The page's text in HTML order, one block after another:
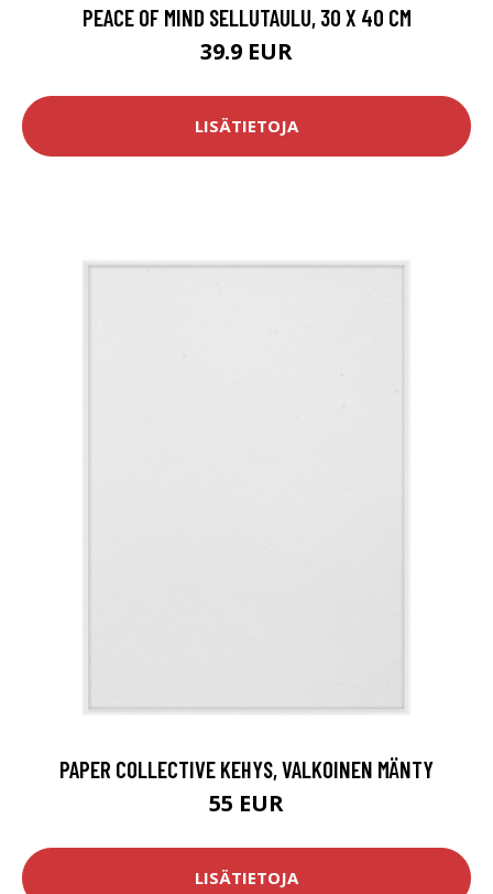
PEACE OF MIND SELLUTAULU, 30 X 40 CM
39.9 EUR
LISÄTIETOJA
PAPER COLLECTIVE KEHYS, VALKOINEN MÄNTY
55 EUR
LISÄTIETOJA